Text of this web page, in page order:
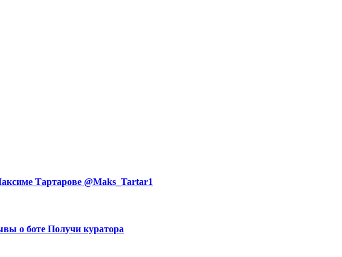
Тартарове @Maks_Tartar1
о боте Получи куратора